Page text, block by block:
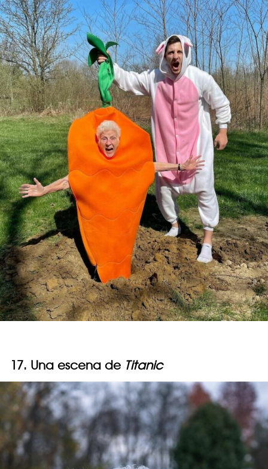
17. Una escena de Titanic